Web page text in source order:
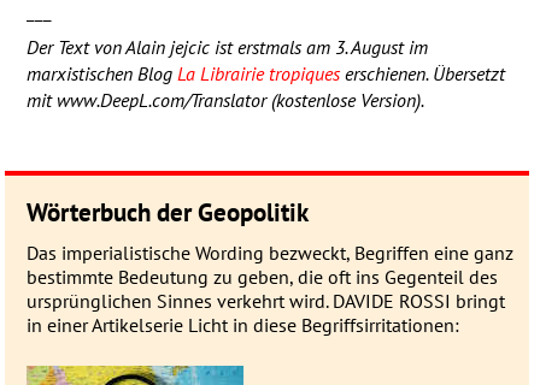
Der Text von Alain jejcic ist erstmals am 3. August im
marxistischen Blog La Librairie tropiqueserschienen. Übersetzt
mit www.DeepL.com/Translator (kostenlose Version).
Wörterbuch der Geopolitik
Das imperialistische Wording be­zweckt, Be­grif­fen eine ganz
be­stimmte Be­deu­­tung zu geben, die oft ins Gegen­­teil des
ur­sprüng­­lichen Sin­nes ver­­kehrt wird. DAVIDE ROSSI bringt
in einer Artikel­serie Licht in diese Be­griffs­ir­ri­ta­tionen: